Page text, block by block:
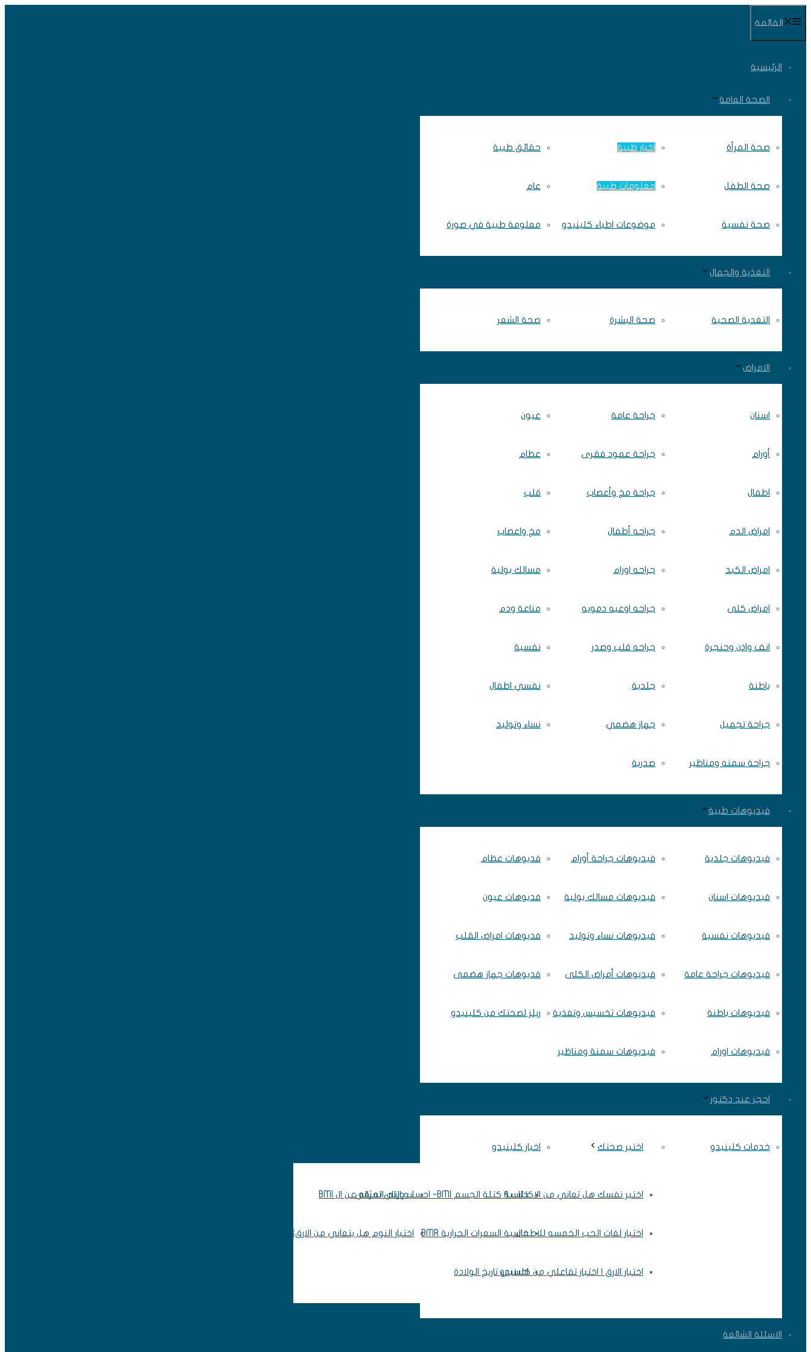
القائمة
الرئيسية
الصحة العامة
صحة المرأة
صحة الطفل
صحة نفسية
اخبار طبية
معلومات طبية
موضوعات اطباء كلينيدو
حقائق طبية
عام
معلومة طبية في صورة
التغذية والجمال
التغدية الصحية صحة البشرة صحة الشعر
الامراض
اسنان
أورام
اطفال
امراض الدم
امراض الكبد
امراض كلى
انف واذن وحنجرة
باطنة
جراحة تجميل
جراحة سمنه ومناظير
جراحة عامة
جراحة عمود فقرى
جراحة مخ وأعصاب
جراحه أطفال
جراحه اورام
جراحه اوعيه دمويه
جراحه قلب وصدر
جلدية
جهاز هضمي
صدرية
عيون
عظام
قلب
مخ واعصاب
مسالك بولية
مناعة ودم
نفسية
نفسي اطفال
نساء وتوليد
فيديوهات طبية
فيديوهات جلدية
فيديوهات اسنان
فيديوهات نفسية
فيديوهات جراحة عامة
فيديوهات باطنة
فيديوهات اورام
فيديوهات جراحة أورام
فيديوهات مسالك بولية
فيديوهات نساء وتوليد
فيديوهات أمراض الكلى
فيديوهات تخسيس وتغذية
فيديوهات سمنة ومناظير
فديوهات عظام
فديوهات عيون
فديوهات امراض القلب
فديوهات جهاز هضمى
ريلز لصحتك من كلينيدو
احجز عند دكتور
خدمات كلينيدو اختبر صحتك
اختبر نفسك هل تعاني من الاكتئاب ؟
اختبار لغات الحب الخمسه للاطفال
اختبار الارق | اختبار تفاعلي من كلينيدو
حاسبة كتلة الجسم BMI- احسب وزنك المثالي
حاسبة السعرات الحرارية BMR
احسبي تاريخ الولادة
ايه اللي تعرفه عن ال BMI
اختبار النوم هل بتعاني من الارق؟
اخبار كلينيدو
الاسئلة الشائعة